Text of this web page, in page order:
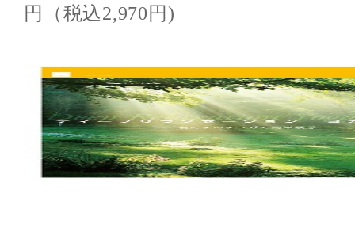
円（税込2,970円)